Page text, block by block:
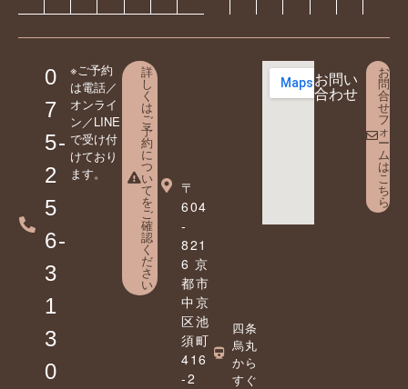
0
7
5-
2
5
6-
3
1
3
0
※ご予約
は電話／
オンライ
ン／LINE
で受け付
けており
ます。
詳
し
く
は
ご
予
約
に
つ
い
て
を
ご
確
認
く
だ
さ
い
〒
604
-
821
6 京
都市
中京
区池
須町
416
-2
四条
烏丸
から
すぐ
お問い
合わせ
お
問
合
せ
フ
ォ
ー
ム
は
こ
ち
ら